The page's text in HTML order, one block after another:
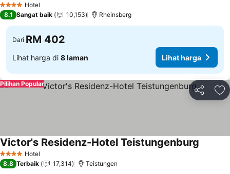
4 BintangHotel
8.1 Sangat baik 10,153 Rheinsberg
Dari RM 402
Lihat harga di 8 laman Lihat harga
Kongsi
Pilihan Popular
4 BintangHotel
Victor's Residenz-Hotel Teistungenburg
8.8 Terbaik 17,314 Teistungen